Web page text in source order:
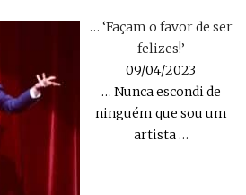
… ‘Façam o favor de ser
felizes!’
09/04/2023
… Nunca escondi de
ninguém que sou um
artista…